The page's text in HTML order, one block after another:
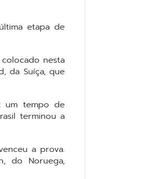
etapa de
nesta
da Suíça, que
um tempo de
terminou a
a prova.
do Noruega,